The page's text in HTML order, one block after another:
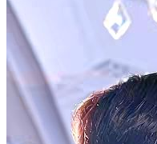
Terlalu Memanjakan
100 Episodes
Karena dirinya disingkirkan
keluar dari rumah